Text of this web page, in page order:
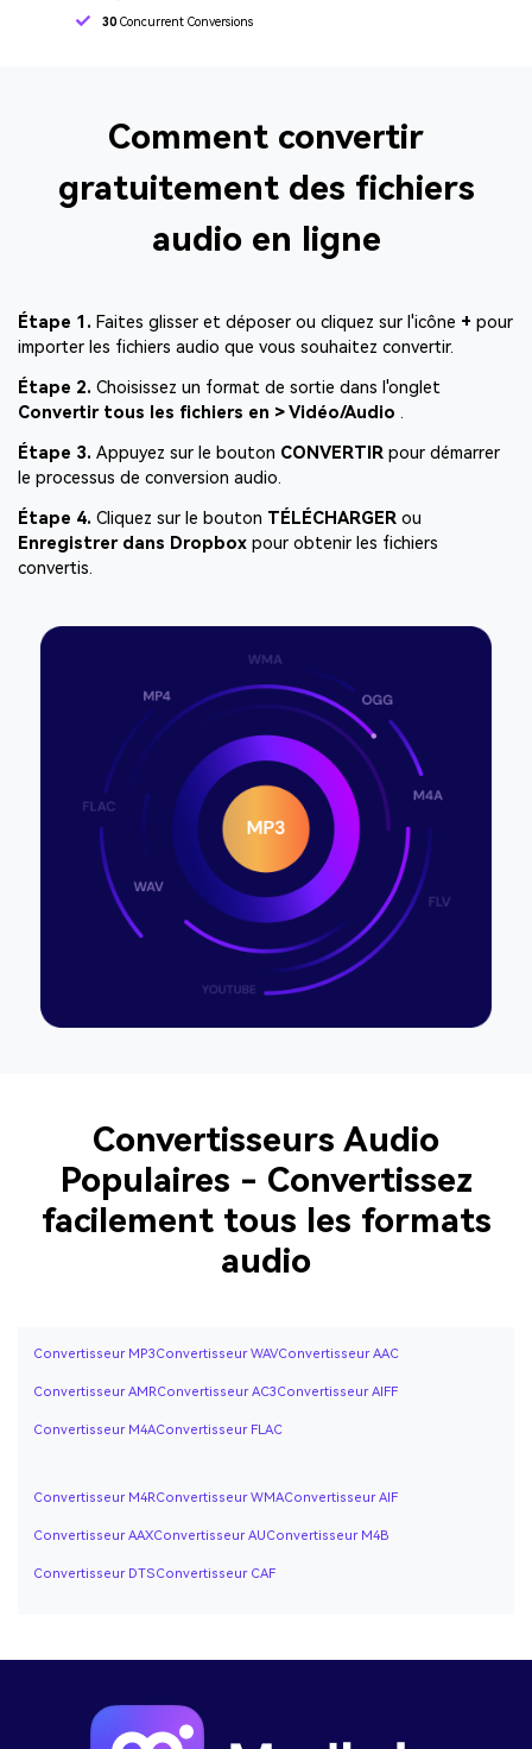
30 Concurrent Conversions
Comment convertir
gratuitement des fichiers
audio en ligne
Étape 1. Faites glisser et déposer ou cliquez sur l'icône + pour
importer les fichiers audio que vous souhaitez convertir.
Étape 2. Choisissez un format de sortie dans l'onglet
Convertir tous les fichiers en > Vidéo/Audio .
Étape 3. Appuyez sur le bouton CONVERTIR pour démarrer
le processus de conversion audio.
Étape 4. Cliquez sur le bouton TÉLÉCHARGER ou
Enregistrer dans Dropbox pour obtenir les fichiers
convertis.
Convertisseurs Audio
Populaires - Convertissez
facilement tous les formats
audio
Convertisseur MP3Convertisseur WAVConvertisseur AAC
Convertisseur AMRConvertisseur AC3Convertisseur AIFF
Convertisseur M4AConvertisseur FLAC
Convertisseur M4RConvertisseur WMAConvertisseur AIF
Convertisseur AAXConvertisseur AUConvertisseur M4B
Convertisseur DTSConvertisseur CAF